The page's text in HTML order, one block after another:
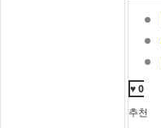
♥ 0
추천